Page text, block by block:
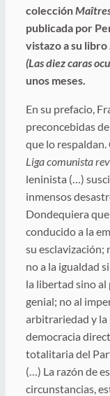
colección
publicada por
vistazo a su libro
(Las diez caras
unos meses.
En su prefacio,
preconcebidas
que lo
Liga comunista
leninista (…)
inmensos
Dondequiera
conducido a la
su esclavización;
no a la igualdad
la libertad sino
genial; no al
arbitrariedad y la
democracia
totalitaria del
(…) La razón de
circunstancias,